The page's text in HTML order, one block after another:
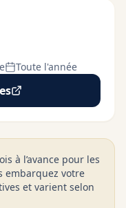
Toute l'année
à l’avance pour les
embarquez votre
et varient selon